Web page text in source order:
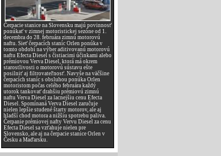
Čerpacie stanice na Slovensku majú povinnosť
ponúkať v zimnej motoristickej sezóne od 1.
decembra do 28. februára zimnú motorovú
naftu. Sieť čerpacích staníc Orlen ponúka v
tomto období na výber aditivovanú motorovú
naftu Efecta Diesel s čistiacimi účinkami alebo
prémiovou Verva Diesel, ktorá má okrem
starostlivosti o motorovú sústavu ešte
posilniť aj filtrovateľnosť. Navyše na väčšine
čerpacích staníc s obsluhou ponúka Orlen
motoristom počas celého februára každý
utorok tankovať drahšiu prémiovú zimnú
naftu Verva Diesel za lacnejšiu cenu Efecta
Diesel. Spomínaná Verva Diesel zaručuje
nielen lepšie studené štarty motorov, ale aj
hladší chod motora a nižšiu spotrebu paliva.
Čerpanie prémiovej nafty Vervu Diesel za cenu
Efecta Diesel sa vzťahuje nielen pre
Slovensko, ale aj na čerpacie stanice Orlen v
Česku a Maďarsku.